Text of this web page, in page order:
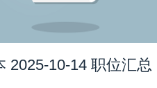
2025-10-14 职位汇总